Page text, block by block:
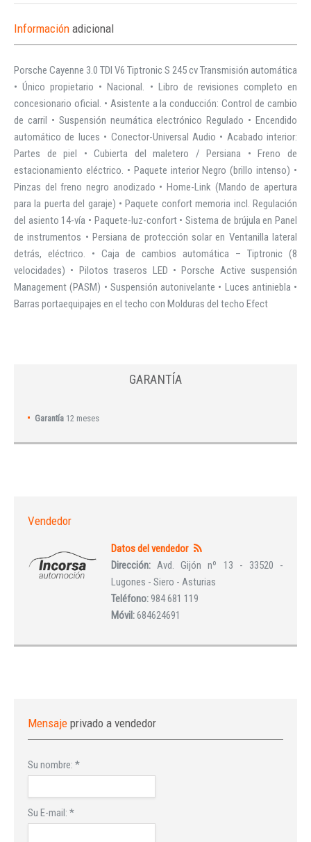
Información adicional
Porsche Cayenne 3.0 TDI V6 Tiptronic S 245 cv Transmisión automática
• Único propietario • Nacional. • Libro de revisiones completo en
concesionario oficial. • Asistente a la conducción: Control de cambio
de carril • Suspensión neumática electrónico Regulado • Encendido
automático de luces • Conector-Universal Audio • Acabado interior:
Partes de piel • Cubierta del maletero / Persiana • Freno de
estacionamiento eléctrico. • Paquete interior Negro (brillo intenso) •
Pinzas del freno negro anodizado • Home-Link (Mando de apertura
para la puerta del garaje) • Paquete confort memoria incl. Regulación
del asiento 14-vía • Paquete-luz-confort • Sistema de brújula en Panel
de instrumentos • Persiana de protección solar en Ventanilla lateral
detrás, eléctrico. • Caja de cambios automática – Tiptronic (8
velocidades) • Pilotos traseros LED • Porsche Active suspensión
Management (PASM) • Suspensión autonivelante • Luces antiniebla •
Barras portaequipajes en el techo con Molduras del techo Efect
GARANTÍA
Garantía 12 meses
Vendedor
Datos del vendedor
Dirección:Avd. Gijón nº 13 - 33520 -
Lugones - Siero - Asturias
Teléfono:984 681 119
Móvil:684624691
Mensaje privado a vendedor
Su nombre: *
Su E-mail: *